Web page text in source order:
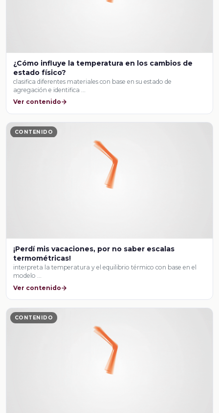
¿Cómo influye la temperatura en los cambios de
estado físico?
clasifica diferentes materiales con base en su estado de
agregación e identifica …
Ver contenido
CONTENIDO
¡Perdí mis vacaciones, por no saber escalas
termométricas!
interpreta la temperatura y el equilibrio térmico con base en el
modelo …
Ver contenido
CONTENIDO